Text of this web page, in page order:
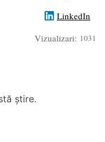
LinkedIn
Vizualizari: 1031
știre.